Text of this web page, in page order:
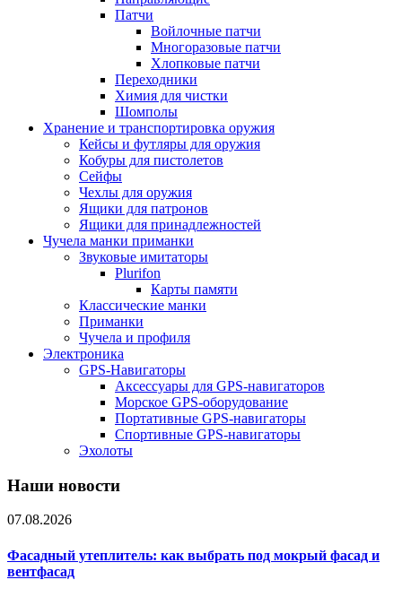
Патчи
Войлочные патчи
Многоразовые патчи
Хлопковые патчи
Переходники
Химия для чистки
Шомполы
Хранение и транспортировка оружия
Кейсы и футляры для оружия
Кобуры для пистолетов
Сейфы
Чехлы для оружия
Ящики для патронов
Ящики для принадлежностей
Чучела манки приманки
Звуковые имитаторы
Plurifon
Карты памяти
Классические манки
Приманки
Чучела и профиля
Электроника
GPS-Навигаторы
Аксессуары для GPS-навигаторов
Морское GPS-оборудование
Портативные GPS-навигаторы
Спортивные GPS-навигаторы
Эхолоты
Наши новости
07.08.2026
Фасадный утеплитель: как выбрать под мокрый фасад и
вентфасад